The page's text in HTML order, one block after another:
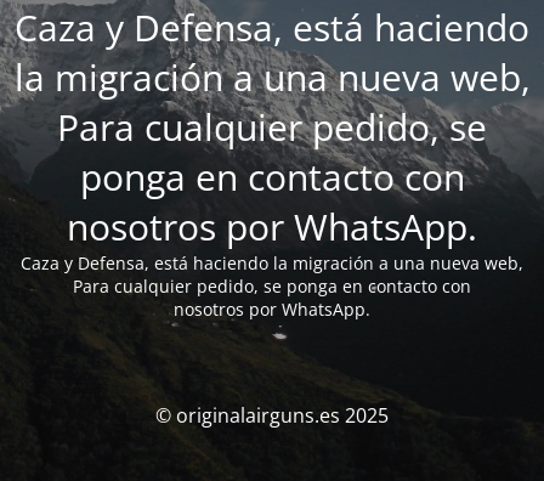
Caza y Defensa, está haciendo
la migración a una nueva web,
Para cualquier pedido, se
ponga en contacto con
nosotros por WhatsApp.
Caza y Defensa, está haciendo la migración a una nueva web,
Para cualquier pedido, se ponga en contacto con
nosotros por WhatsApp.
© originalairguns.es 2025